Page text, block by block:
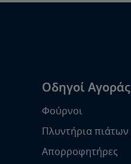
Οδηγοί Αγοράς
Φούρνοι
Πλυντήρια πιάτων
Απορροφητήρες